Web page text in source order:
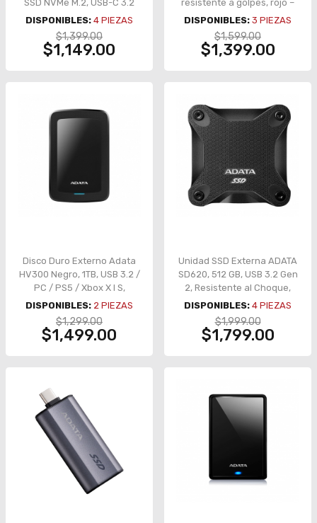
SSD NVMe M.2, USB-C 3.2
Gen 2, RGB Aura Sync,
Compatible
2230/2242/2260/2280 –
ROG Strix Arion
DISPONIBLES: 4 PIEZAS
$1,399.00
$1,149.00
resistente a golpes, rojo –
AHD650-1TU31-CRD
DISPONIBLES: 3 PIEZAS
$1,599.00
$1,399.00
Disco Duro Externo Adata
HV300 Negro, 1TB, USB 3.2 /
PC / PS5 / Xbox X l S,
AHV300-1TU31-CBK
DISPONIBLES: 2 PIEZAS
$1,299.00
$1,499.00
Unidad SSD Externa ADATA
SD620, 512 GB, USB 3.2 Gen
2, Resistente al Choque,
Carcasa con Recubrimiento
de Silicona – SD620-512G
DISPONIBLES: 4 PIEZAS
$1,999.00
$1,799.00